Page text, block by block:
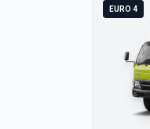
EURO 4